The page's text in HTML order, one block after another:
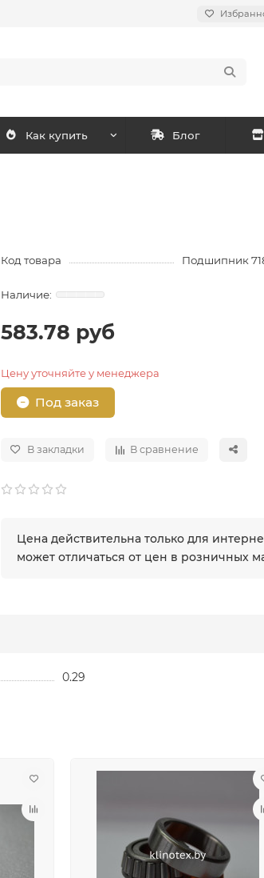
Как купить Блог
Код товара Подшипник
583.78 руб
Цену уточняйте у менеджера
Под заказ
В закладки В сравнение
Цена действительна только для
может отличаться от цен в розничных
0.29